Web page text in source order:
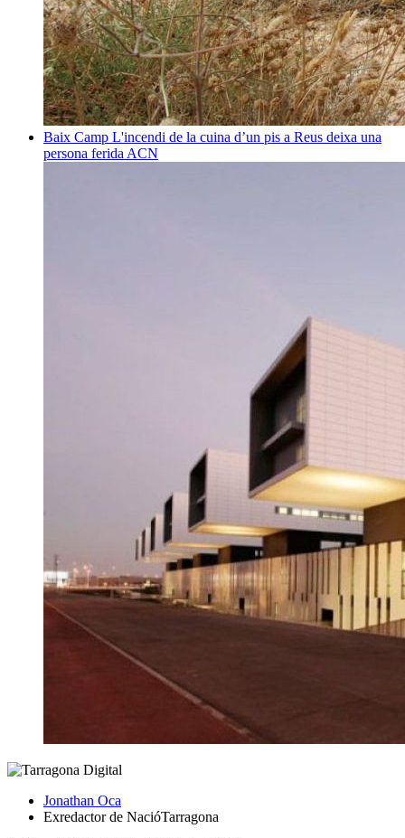
Baix Camp L'incendi de la cuina d’un pis a Reus deixa una
persona ferida ACN
Jonathan Oca
Exredactor de NacióTarragona